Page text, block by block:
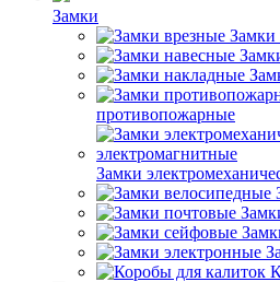
Замки
Замки
противопожарные
Замки